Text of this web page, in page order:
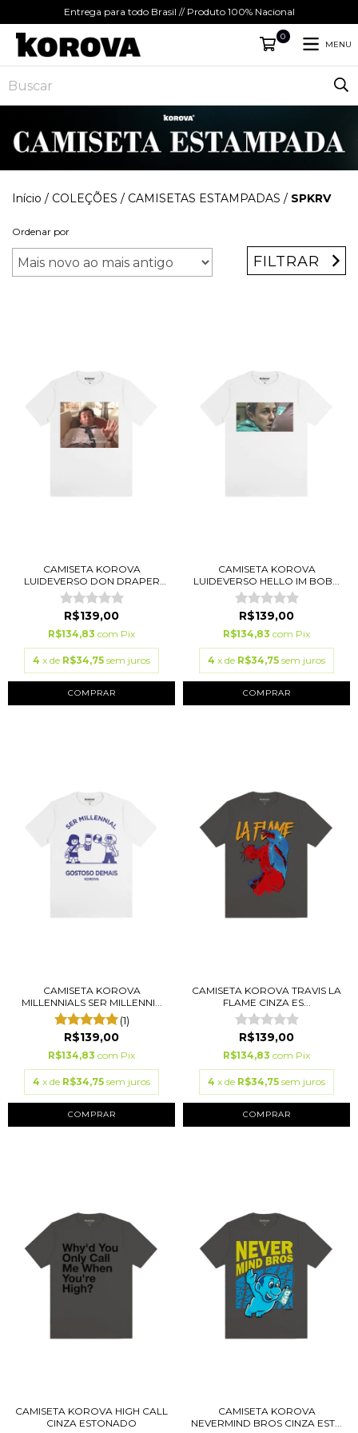
Entrega para todo Brasil // Produto 100% Nacional
0
MENU
Início / COLEÇÕES / CAMISETAS ESTAMPADAS / SPKRV
Ordenar por
FILTRAR
CAMISETA KOROVA
LUIDEVERSO DON DRAPER
BR...
R$139,00
R$134,83 com Pix
4 x de R$34,75 sem juros
COMPRAR
CAMISETA KOROVA
LUIDEVERSO HELLO IM BOB...
R$139,00
R$134,83 com Pix
4 x de R$34,75 sem juros
COMPRAR
CAMISETA KOROVA
MILLENNIALS SER MILLENNI...
(1)
R$139,00
R$134,83 com Pix
4 x de R$34,75 sem juros
COMPRAR
CAMISETA KOROVA TRAVIS LA
FLAME CINZA ES...
R$139,00
R$134,83 com Pix
4 x de R$34,75 sem juros
COMPRAR
CAMISETA KOROVA HIGH CALL
CINZA ESTONADO
CAMISETA KOROVA
NEVERMIND BROS CINZA EST...